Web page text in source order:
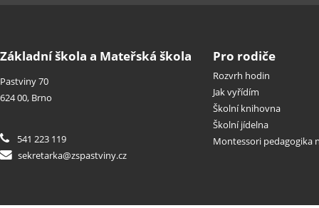
Základní škola a Mateřská škola
Pastviny 70
624 00, Brno
541 223 119
sekretarka@zspastviny.cz
Pro rodiče
Rozvrh hodin
Jak vyřídím
Školní knihovna
Školní jídelna
Montessori pedagogika